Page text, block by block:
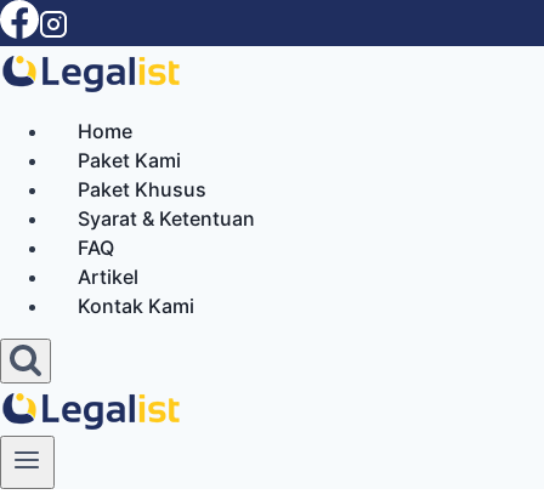
Skip
to
content
Home
Paket Kami
Paket Khusus
Syarat & Ketentuan
FAQ
Artikel
Kontak Kami